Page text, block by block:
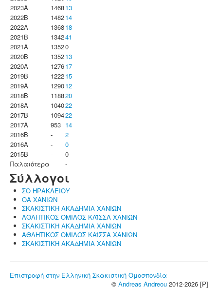
2023Α
146813
2022B
148214
2022A
136818
2021B
134241
2021A
13520
2020B
135213
2020A
127617
2019B
122215
2019A
129012
2018B
118820
2018A
104022
2017B
109422
2017A
953 14
2016B
-
2
2016A
-
0
2015B
-
0
Παλαιότερα
-
Σύλλογοι
ΣΟ ΗΡΑΚΛΕΙΟΥ
ΟΑ ΧΑΝΙΩΝ
ΣΚΑΚΙΣΤΙΚΗ ΑΚΑΔΗΜΙΑ ΧΑΝΙΩΝ
ΑΘΛΗΤΙΚΟΣ ΟΜΙΛΟΣ ΚΑΪΣΣΑ ΧΑΝΙΩΝ
ΣΚΑΚΙΣΤΙΚΗ ΑΚΑΔΗΜΙΑ ΧΑΝΙΩΝ
ΑΘΛΗΤΙΚΟΣ ΟΜΙΛΟΣ ΚΑΪΣΣΑ ΧΑΝΙΩΝ
ΣΚΑΚΙΣΤΙΚΗ ΑΚΑΔΗΜΙΑ ΧΑΝΙΩΝ
Επιστροφή στην Ελληνική Σκακιστική Ομοσπονδία
© Andreas Andreou 2012-2026 [P]